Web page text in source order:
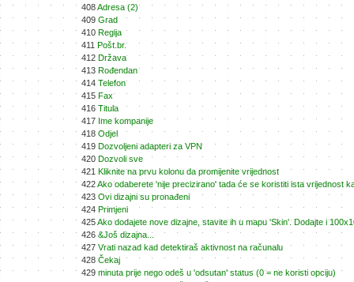
408Adresa (2)
409 Grad
410 Regija
411 Pošt.br.
412 Država
413 Rođendan
414 Telefon
415 Fax
416 Titula
417 Ime kompanije
418 Odjel
419 Dozvoljeni adapteri za VPN
420 Dozvoli sve
421 Kliknite na prvu kolonu da promijenite vrijednost
422Ako odaberete 'nije precizirano' tada će se koristiti ista vrijednost
423 Ovi dizajni su pronađeni
424 Primjeni
425Ako dodajete nove dizajne, stavite ih u mapu 'Skin'. Dodajte i
426 &Još dizajna...
427 Vrati nazad kad detektiraš aktivnost na računalu
428 Čekaj
429 minuta prije nego odeš u 'odsutan' status (0 = ne koristi opciju)